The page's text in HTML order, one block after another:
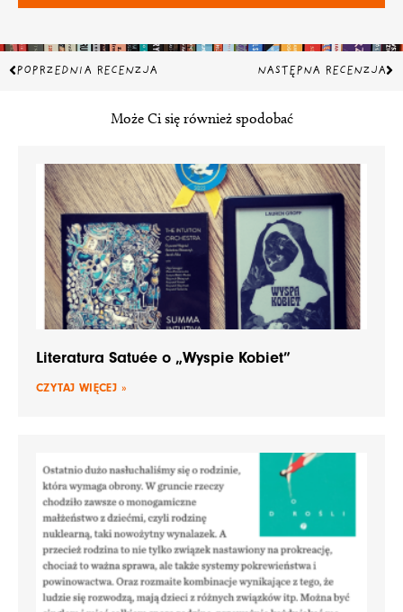
Prev
POPRZEDNIA RECENZJA NASTĘPNA RECENZJA
Może Ci się również spodobać
Literatura Satuée o „Wyspie Kobiet”
CZYTAJ WIĘCEJ »